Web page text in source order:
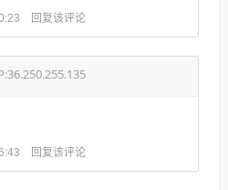
回复该评论
回复该评论